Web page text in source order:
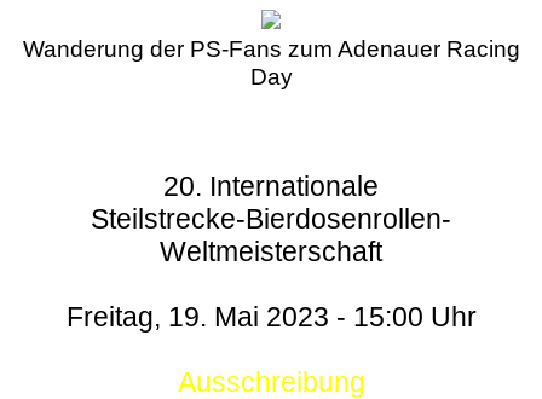
Wanderung der PS-Fans zum Adenauer Racing
Day
20. Internationale
Steilstrecke-Bierdosenrollen-
Weltmeisterschaft
Freitag, 19. Mai 2023 - 15:00 Uhr
Ausschreibung